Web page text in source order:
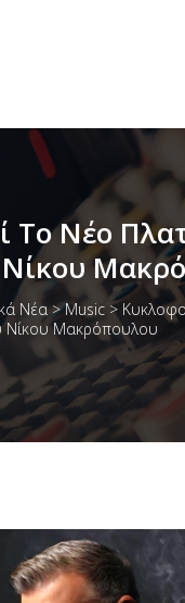
Το Νέο
Νέα>Music >
Νίκου Μακρόπουλου